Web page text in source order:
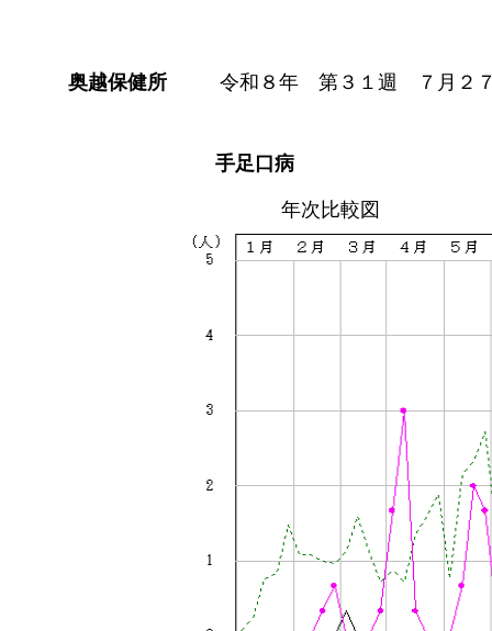
奥越保健所 令和８年 第３１週 ７月２
手足口病
年次比較図